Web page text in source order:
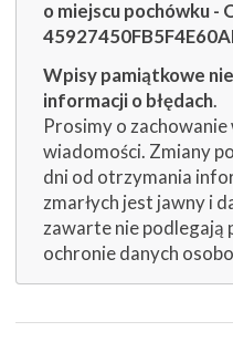
o miejscu pochówku -
Wpisy pamiątkowe
informacji o błędach.
Prosimy o
wiadomości. Zmiany
dni od otrzymania
zmarłych jest jawny i
zawarte nie podlegają
ochronie danych